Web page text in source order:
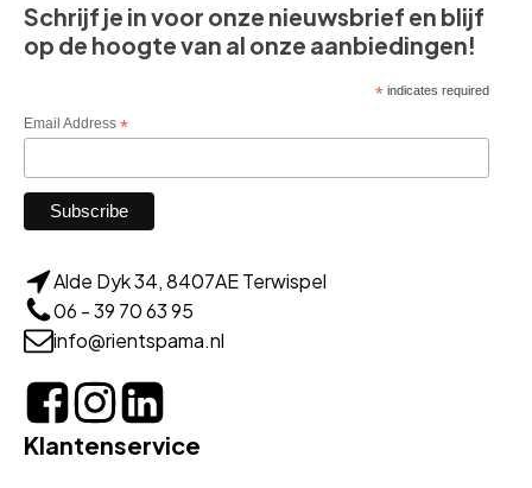
Schrijf je in voor onze nieuwsbrief en blijf
op de hoogte van al onze aanbiedingen!
*indicates required
Email Address *
Alde Dyk 34, 8407AE Terwispel
06 - 39 70 63 95
info@rientspama.nl
Klantenservice